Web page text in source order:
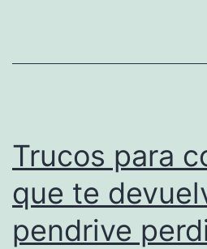
Trucos para
que te
pendrive